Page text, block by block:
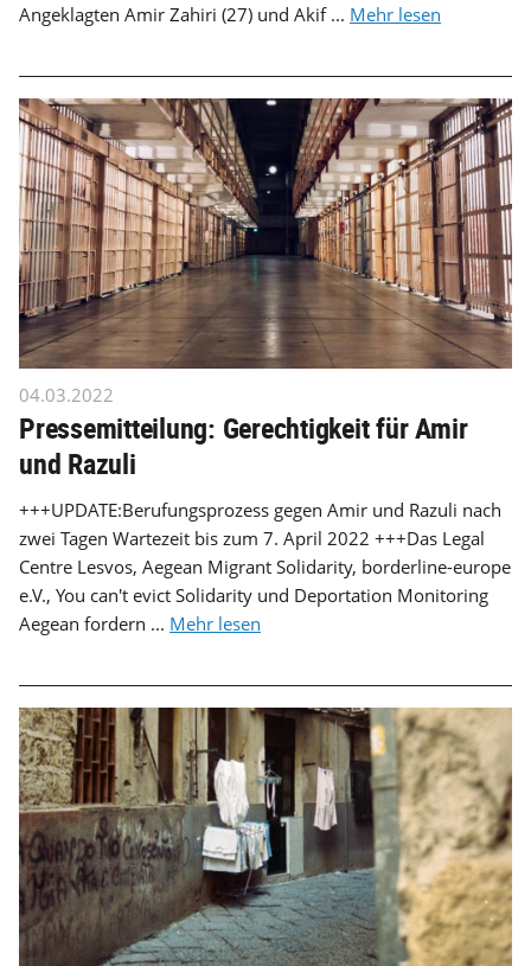
Angeklagten Amir Zahiri (27) und Akif ... Mehr lesen
04.03.2022
Pressemitteilung: Gerechtigkeit für Amir
und Razuli
+++UPDATE:Berufungsprozess gegen Amir und Razuli nach
zwei Tagen Wartezeit bis zum 7. April 2022 +++Das Legal
Centre Lesvos, Aegean Migrant Solidarity, borderline-europe
e.V., You can't evict Solidarity und Deportation Monitoring
Aegean fordern ... Mehr lesen